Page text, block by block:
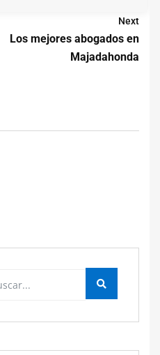
Next
Los mejores abogados en
Majadahonda
la familia